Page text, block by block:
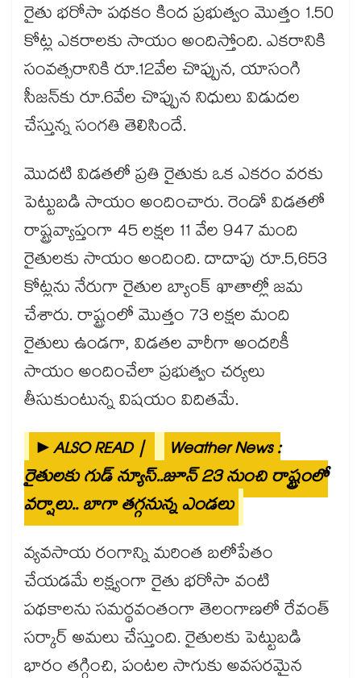
రైతు భరోసా పథకం కింద ప్రభుత్వం మొత్తం 1.50
కోట్ల ఎకరాలకు సాయం అందిస్తోంది. ఎకరానికి
సంవత్సరానికి రూ.12వేల చొప్పున, యాసంగి
సీజన్‌‌‌‌కు రూ.6వేల చొప్పున నిధులు విడుదల
చేస్తున్న సంగతి తెలిసిందే.
మొదటి విడతలో ప్రతి రైతుకు ఒక ఎకరం వరకు
పెట్టుబడి సాయం అందించారు. రెండో విడతలో
రాష్ట్రవ్యాప్తంగా 45 లక్షల 11 వేల 947 మంది
రైతులకు సాయం అందింది. దాదాపు రూ.5,653
కోట్లను నేరుగా రైతుల బ్యాంక్‌‌‌‌ ఖాతాల్లో జమ
చేశారు. రాష్ట్రంలో మొత్తం 73 లక్షల మంది
రైతులు ఉండగా, విడతల వారీగా అందరికీ
సాయం అందించేలా ప్రభుత్వం చర్యలు
తీసుకుంటున్న విషయం విదితమే.
►ALSO READ |
Weather News :
రైతులకు గుడ్ న్యూస్..జూన్ 23 నుంచి రాష్ట్రంలో
వర్షాలు.. బాగా తగ్గనున్న ఎండలు
వ్యవసాయ రంగాన్ని మరింత బలోపేతం
చేయడమే లక్ష్యంగా రైతు భరోసా వంటి
పథకాలను సమర్థవంతంగా తెలంగాణలో రేవంత్
సర్కార్ అమలు చేస్తుంది. రైతులకు పెట్టుబడి
భారం తగ్గించి, పంటల సాగుకు అవసరమైన